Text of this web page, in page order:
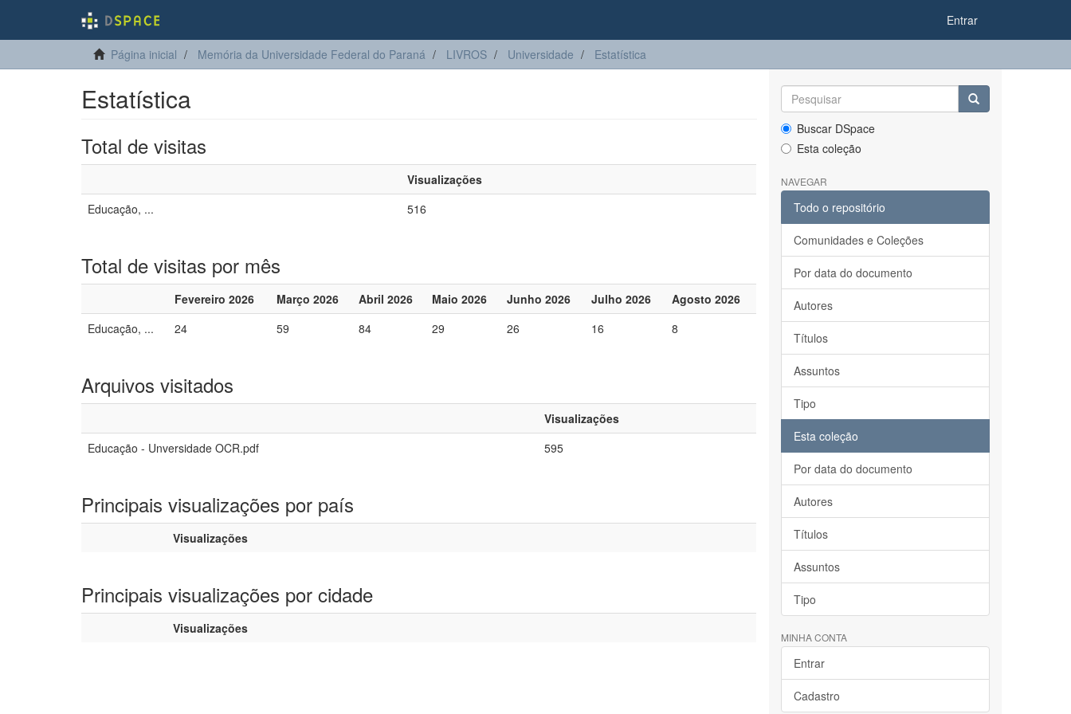
Entrar
Página inicial Memória da Universidade Federal do Paraná LIVROS Universidade Estatística
Estatística
Total de visitas
Visualizações
Educação, ...
516
Total de visitas por mês
Fevereiro 2026 Março 2026 Abril 2026 Maio 2026 Junho 2026 Julho 2026
Agosto 2026
Educação, ...
24 59 84 29 26 16 8
Arquivos visitados
Visualizações
Educação - Unversidade OCR.pdf
595
Principais visualizações por país
Visualizações
Principais visualizações por cidade
Visualizações
Buscar DSpace
Esta coleção
NAVEGAR
Todo o repositório
Comunidades e Coleções
Por data do documento
Autores
Títulos
Assuntos
Tipo
Esta coleção
Por data do documento
Autores
Títulos
Assuntos
Tipo
MINHA CONTA
Entrar
Cadastro